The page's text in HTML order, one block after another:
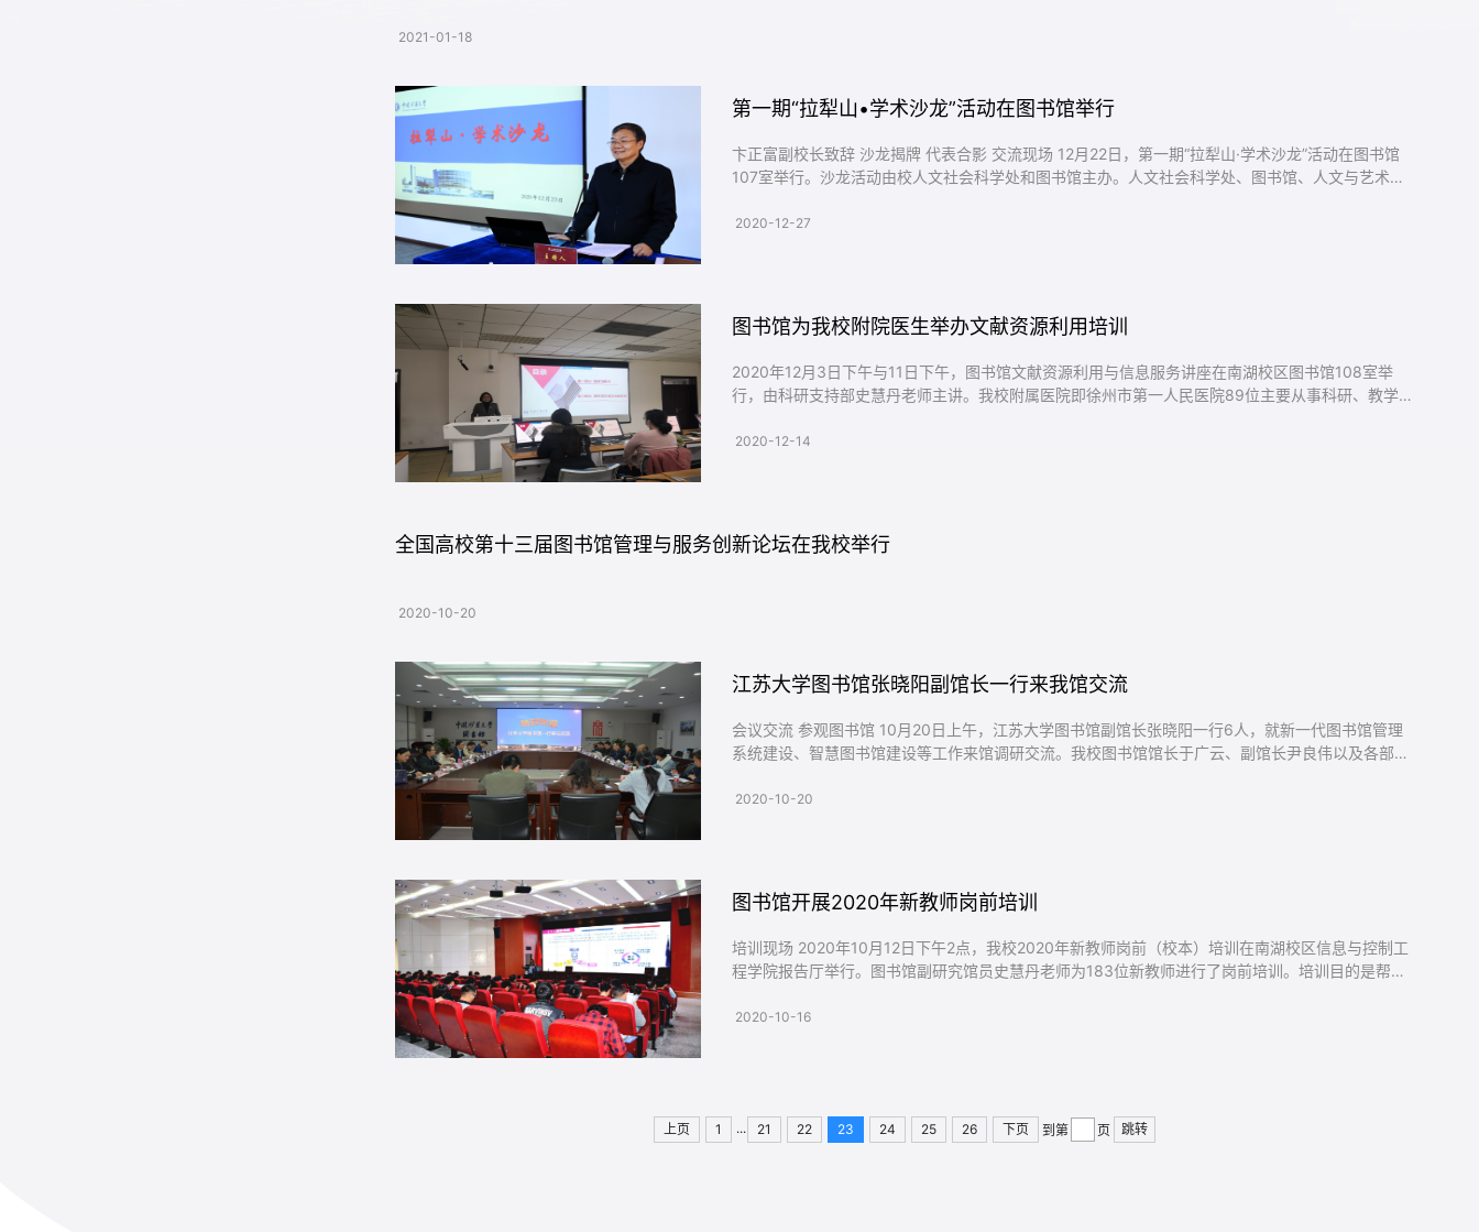
2021-01-18
第一期“拉犁山•学术沙龙”活动在图书馆举行
卞正富副校长致辞 沙龙揭牌 代表合影 交流现场 12月22日，第一期“拉犁山·学术沙龙”活动在图书馆
107室举行。沙龙活动由校人文社会科学处和图书馆主办。人文社会科学处、图书馆、人文与艺术学
2020-12-27
图书馆为我校附院医生举办文献资源利用培训
2020年12月3日下午与11日下午，图书馆文献资源利用与信息服务讲座在南湖校区图书馆108室举
行，由科研支持部史慧丹老师主讲。我校附属医院即徐州市第一人民医院89位主要从事科研、教学以
2020-12-14
全国高校第十三届图书馆管理与服务创新论坛在我校举行
2020-10-20
江苏大学图书馆张晓阳副馆长一行来我馆交流
会议交流 参观图书馆 10月20日上午，江苏大学图书馆副馆长张晓阳一行6人，就新一代图书馆管理
系统建设、智慧图书馆建设等工作来馆调研交流。我校图书馆馆长于广云、副馆长尹良伟以及各部
2020-10-20
图书馆开展2020年新教师岗前培训
培训现场 2020年10月12日下午2点，我校2020年新教师岗前（校本）培训在南湖校区信息与控制工
程学院报告厅举行。图书馆副研究馆员史慧丹老师为183位新教师进行了岗前培训。培训目的是帮助
2020-10-16
上页 1 ... 21 22 23 24 25 26 下页 到第 页 跳转